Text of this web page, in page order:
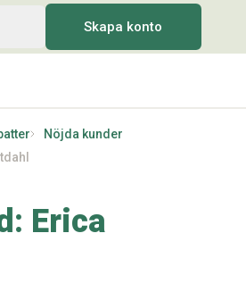
Skapa konto
Nöjda kunder
Erica